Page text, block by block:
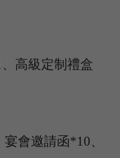
高級定制禮盒
宴會邀請函*10、